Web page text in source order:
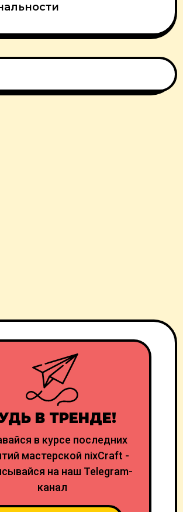
В ТРЕНДЕ!
в курсе последних
мастерской nixCraft -
на наш Telegram-
канал